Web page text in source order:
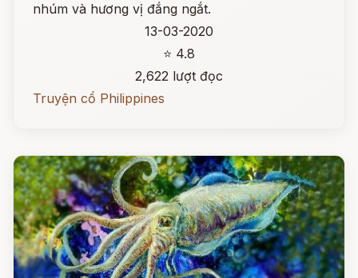
nhúm và hương vị đắng ngắt.
13-03-2020
⭐ 4.8
2,622 lượt đọc
Truyện cổ Philippines